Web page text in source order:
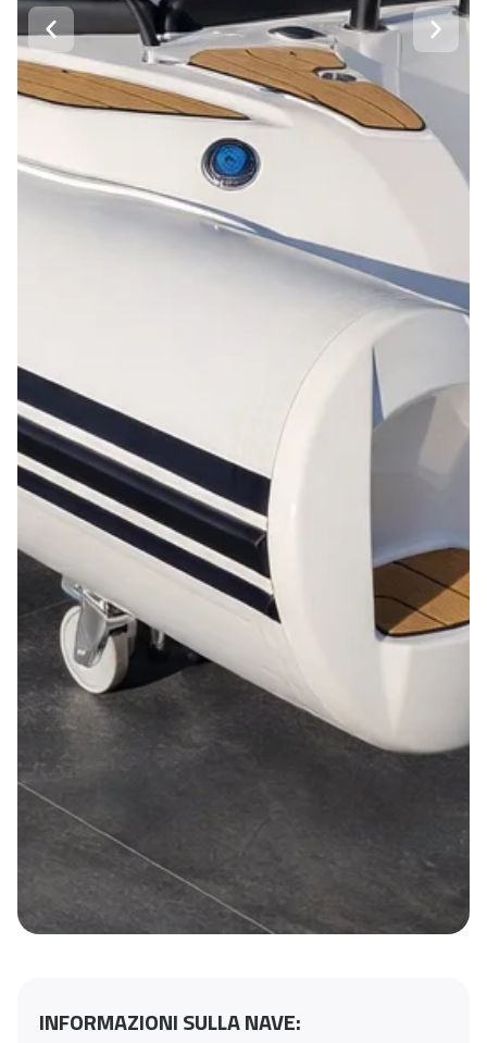
INFORMAZIONI SULLA NAVE: